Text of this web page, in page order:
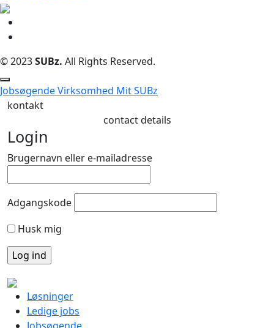
© 2023SUBz. All Rights Reserved.
JobsøgendeVirksomhed Mit SUBz
kontakt
contact details
Login
Brugernavn eller e-mailadresse
Adgangskode
Husk mig
Løsninger
Ledige jobs